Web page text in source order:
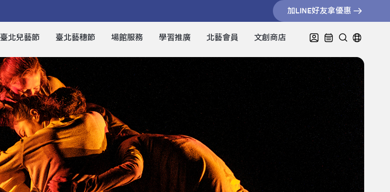
加LINE好友拿優惠
臺北兒藝節 臺北藝穗節 場館服務 學習推廣 北藝會員 文創商店